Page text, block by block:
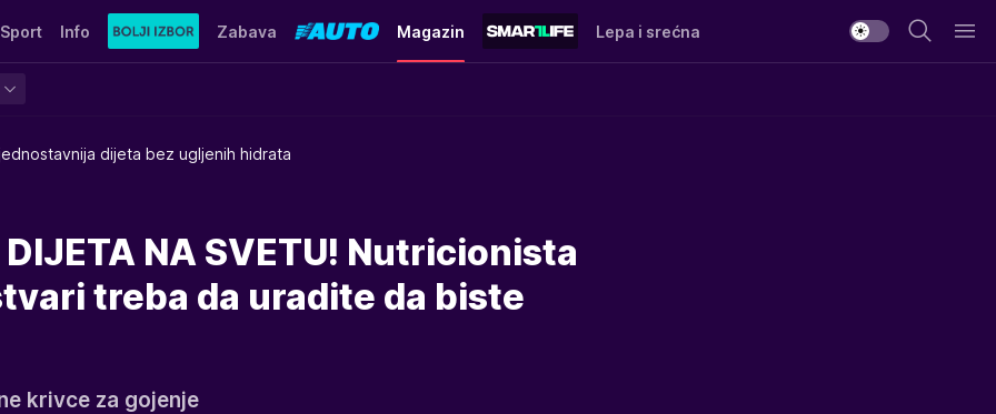
Sport Info Zabava Magazin Lepa i srećna
dijeta bez ugljenih hidrata
NA SVETU! Nutricionista
treba da uradite da biste
krivce za gojenje